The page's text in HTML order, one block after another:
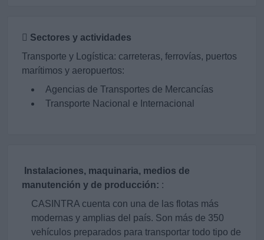
Sectores y actividades
Transporte y Logística: carreteras, ferrovías, puertos
marítimos y aeropuertos:
Agencias de Transportes de Mercancías
Transporte Nacional e Internacional
Instalaciones, maquinaria, medios de
manutención y de producción: :
CASINTRA cuenta con una de las flotas más
modernas y amplias del país. Son más de 350
vehículos preparados para transportar todo tipo de